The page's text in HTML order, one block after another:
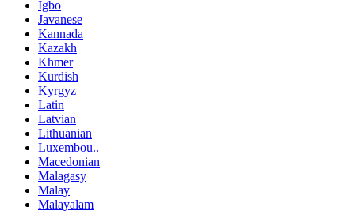
Igbo
Javanese
Kannada
Kazakh
Khmer
Kurdish
Kyrgyz
Latin
Latvian
Lithuanian
Luxembou..
Macedonian
Malagasy
Malay
Malayalam